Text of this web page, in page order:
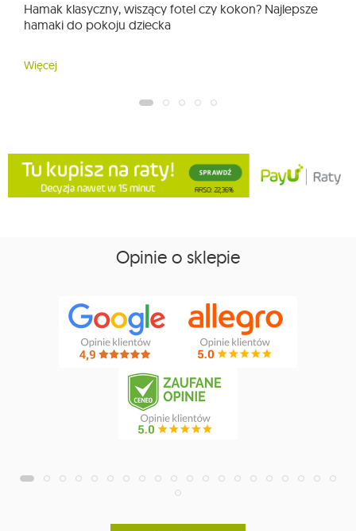
Hamak klasyczny, wiszący fotel czy kokon? Najlepsze
hamaki do pokoju dziecka
Więcej
Opinie o sklepie